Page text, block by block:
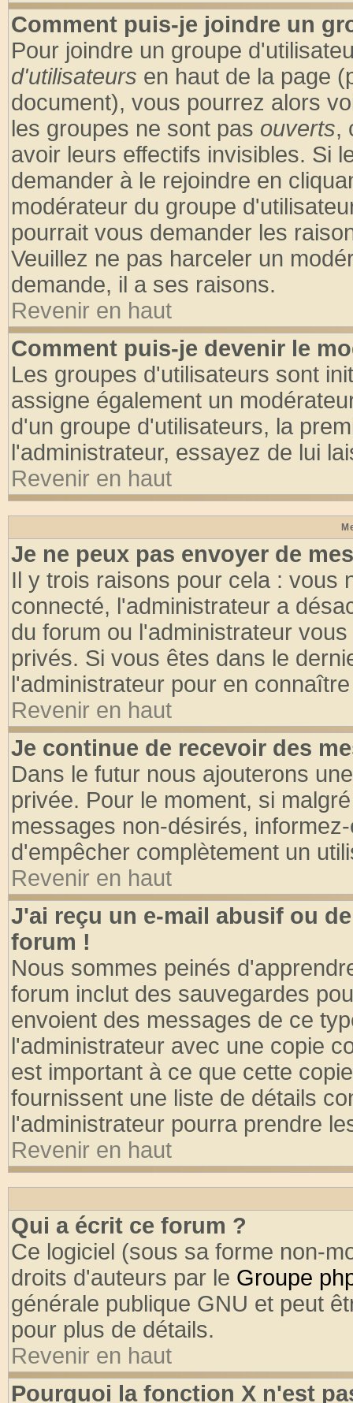
Comment puis-je joindre un
Pour joindre un groupe
d'utilisateurs en haut de la page
document), vous pourrez alors
les groupes ne sont pas ouverts,
avoir leurs effectifs invisibles. Si
demander à le rejoindre en
modérateur du groupe
pourrait vous demander les
Veuillez ne pas harceler un
demande, il a ses raisons.
Revenir en haut
Comment puis-je devenir le
Les groupes d'utilisateurs sont
assigne également un
d'un groupe d'utilisateurs, la
l'administrateur, essayez de lui
Revenir en haut
Je ne peux pas envoyer de
Il y trois raisons pour cela : vous
connecté, l'administrateur a
du forum ou l'administrateur
privés. Si vous êtes dans le
l'administrateur pour en
Revenir en haut
Je continue de recevoir des
Dans le futur nous ajouterons
privée. Pour le moment, si
messages non-désirés,
d'empêcher complètement un
Revenir en haut
J'ai reçu un e-mail abusif ou
forum !
Nous sommes peinés
forum inclut des sauvegardes
envoient des messages de ce
l'administrateur avec une copie
est important à ce que cette
fournissent une liste de détails
l'administrateur pourra prendre
Revenir en haut
Qui a écrit ce forum ?
Ce logiciel (sous sa forme non-
droits d'auteurs par le Groupe
générale publique GNU et peut
pour plus de détails.
Revenir en haut
Pourquoi la fonction X n'est